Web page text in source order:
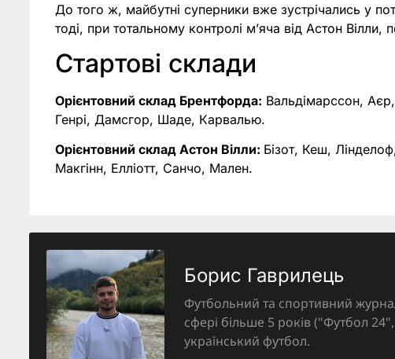
До того ж, майбутні суперники вже зустрічались у
тоді, при тотальному контролі м’яча від Астон
Стартові склади
Орієнтовний склад Брентфорда: Вальдімарссон,
Генрі, Дамсгор, Шаде, Карвалью.
Орієнтовний склад Астон Вілли: Бізот, Кеш,
Макгінн, Елліотт, Санчо, Мален.
Борис Гаврилець
Футбольний та спортивний
сфері більше 5 років ("Футбол
український футбол.